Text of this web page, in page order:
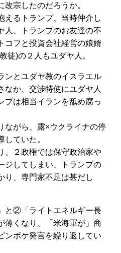
宗したのだろうか。
えるトランプ、当時仲介し
人、トランプのお友達の不
コフと投資会社経営の娘婿
徒)の２人もユダヤ人。
ンとユダヤ教のイスラエル
なか、交渉特使にユダヤ人
プは相当イランを舐め腐っ
ながら、露×ウクライナの停
ていた。
、２政権では保守政治家や
ジしてしまい、トランプの
り、専門家不足は甚だし
と②「ライトエネルギー長
薄くなり、「米海軍が」商
ンボケ発言を繰り返してい